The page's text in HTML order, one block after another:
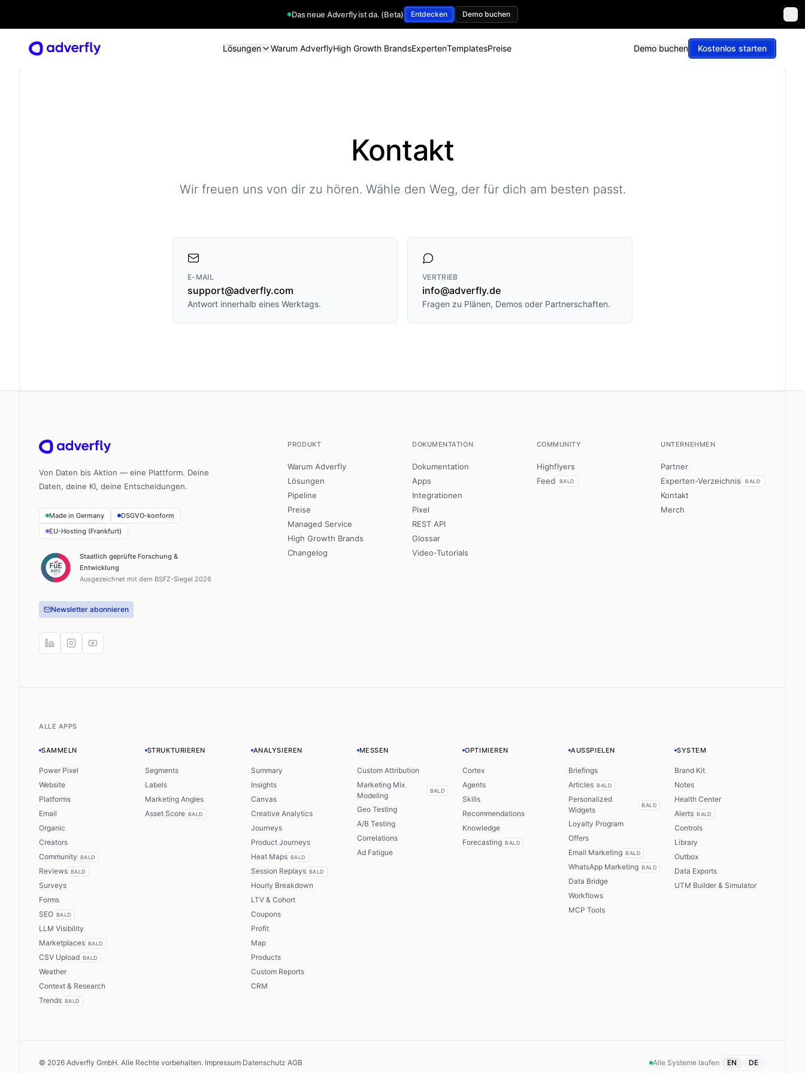
Das neue Adverfly ist da. (Beta) Entdecken Demo buchen
Lösungen Warum AdverflyHigh Growth BrandsExpertenTemplatesPreise Demo buchen Kostenlos starten
Lösungen Warum AdverflyHigh Growth BrandsExpertenTemplatesPreise Demo buchen Kostenlos starten
Kontakt
Wir freuen uns von dir zu hören. Wähle den Weg, der für dich am besten passt.
E-MAIL
support@adverfly.com
Antwort innerhalb eines Werktags.
VERTRIEB
info@adverfly.de
Fragen zu Plänen, Demos oder Partnerschaften.
Von Daten bis Aktion — eine Plattform. Deine
Daten, deine KI, deine Entscheidungen.
Made in Germany
DSGVO-konform
EU-Hosting (Frankfurt)
Staatlich geprüfte Forschung &
Entwicklung
Ausgezeichnet mit dem BSFZ-Siegel 2026
Newsletter abonnieren
PRODUKT
Warum Adverfly
Lösungen
Pipeline
Preise
Managed Service
High Growth Brands
Changelog
DOKUMENTATION
Dokumentation
Apps
Integrationen
Pixel
REST API
Glossar
Video-Tutorials
COMMUNITY
Highflyers
Feed
BALD
UNTERNEHMEN
Partner
Experten-Verzeichnis
BALD
Kontakt
Merch
ALLE APPS
SAMMELN
Power Pixel
Website
Platforms
Email
Organic
Creators
Community BALD
Reviews BALD
Surveys
Forms
SEO BALD
LLM Visibility
Marketplaces BALD
CSV Upload BALD
Weather
Context & Research
Trends BALD
STRUKTURIEREN
Segments
Labels
Marketing Angles
Asset Score BALD
ANALYSIEREN
Summary
Insights
Canvas
Creative Analytics
Journeys
Product Journeys
Heat Maps BALD
Session Replays BALD
Hourly Breakdown
LTV & Cohort
Coupons
Profit
Map
Products
Custom Reports
CRM
MESSEN
Custom Attribution
Marketing Mix
Modeling
BALD
Geo Testing
A/B Testing
Correlations
Ad Fatigue
OPTIMIEREN
Cortex
Agents
Skills
Recommendations
Knowledge
Forecasting BALD
AUSSPIELEN
Briefings
Articles BALD
Personalized
Widgets
BALD
Loyalty Program
Offers
Email Marketing BALD
WhatsApp Marketing BALD
Data Bridge
Workflows
MCP Tools
SYSTEM
Brand Kit
Notes
Health Center
Alerts BALD
Controls
Library
Outbox
Data Exports
UTM Builder & Simulator
© 2026 Adverfly GmbH. Alle Rechte vorbehalten.·Impressum·Datenschutz·AGB Alle Systeme laufen EN DE